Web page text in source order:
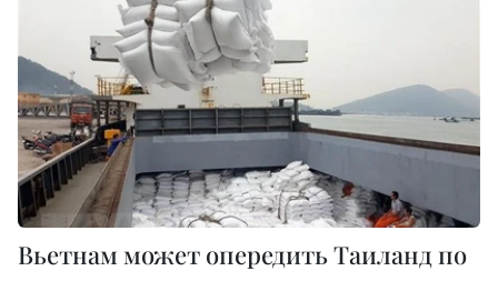
Вьетнам может опередить Таиланд по